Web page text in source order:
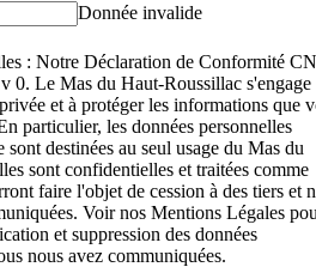
Donnée invalide
: Notre Déclaration de Conformité
à
et à protéger les informations que
particulier, les données personnelles
sont destinées au seul usage du Mas du
sont confidentielles et traitées comme
faire l'objet de cession à des tiers et
Voir nos Mentions Légales
et suppression des données
nous avez communiquées.